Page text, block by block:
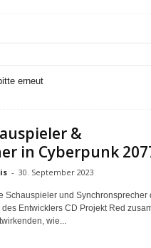
erneut
&
in Cyberpunk
- 30. September 2023
Schauspieler und Synchronsprecher
Entwicklers CD Projekt Red
wie...